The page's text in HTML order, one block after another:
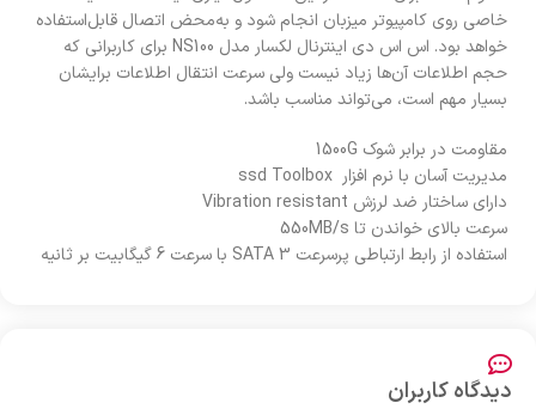
خاصی روی کامپیوتر میزبان انجام شود و به‌محض اتصال قابل‌استفاده
خواهد بود. اس اس دی اینترنال لکسار مدل NS100 برای کاربرانی که
حجم اطلاعات آن‌ها زیاد نیست ولی سرعت انتقال اطلاعات برایشان
بسیار مهم است، می‌تواند مناسب باشد.
مقاومت در برابر شوک 1500G
مدیریت آسان با نرم افزار ssd Toolbox
دارای ساختار ضد لرزش Vibration resistant
سرعت بالای خواندن تا 550MB/s
استفاده از رابط ارتباطی پرسرعت SATA 3 با سرعت 6 گیگابیت بر ثانیه
دیدگاه کاربران